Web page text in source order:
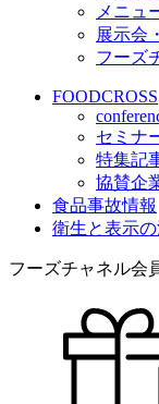
メニュ
展示会
フーズ
FOODCROSS
セミナ
特集記
協賛企
食品事故情報
衛生と表示
フーズチャネル会